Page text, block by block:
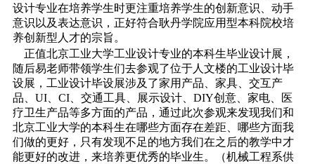
设计专业在培养学生时更注重培养学生的创新意识、动手
意识以及表达意识，正好符合耿丹学院应用型本科院校培
养创新型人才的宗旨。
正值北京工业大学工业设计专业的本科生毕业设计展，
随后易老师带领学生们去参观了位于人文楼的工业设计毕
设展，工业设计毕设展涉及了家用产品、家具、交互产
品、UI、CI、交通工具、展示设计、DIY创意、家电、医
疗卫生产品等多方面的产品，通过此次参观来发现我们和
北京工业大学的本科生在哪些方面存在差距、哪些方面我
们做的更好，只有发现不足的地方我们在之后的教学中才
能更好的改进，来培养更优秀的毕业生。（机械工程系供